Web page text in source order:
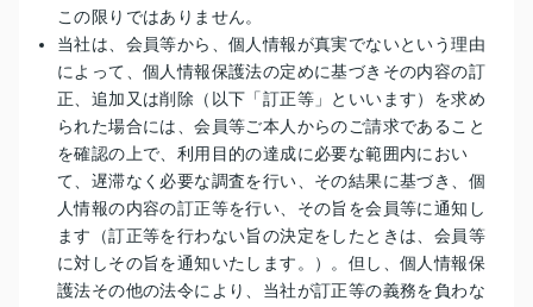
この限りではありません。
当社は、会員等から、個人情報が真実でないという理由
によって、個人情報保護法の定めに基づきその内容の訂
正、追加又は削除（以下「訂正等」といいます）を求め
られた場合には、会員等ご本人からのご請求であること
を確認の上で、利用目的の達成に必要な範囲内におい
て、遅滞なく必要な調査を行い、その結果に基づき、個
人情報の内容の訂正等を行い、その旨を会員等に通知し
ます（訂正等を行わない旨の決定をしたときは、会員等
に対しその旨を通知いたします。）。但し、個人情報保
護法その他の法令により、当社が訂正等の義務を負わな